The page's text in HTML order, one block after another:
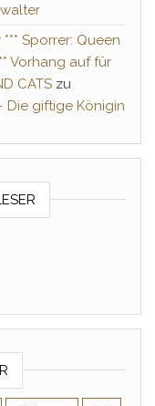
Sporrer: Queen
Vorhang auf für
CATS zu
Die giftige Königin